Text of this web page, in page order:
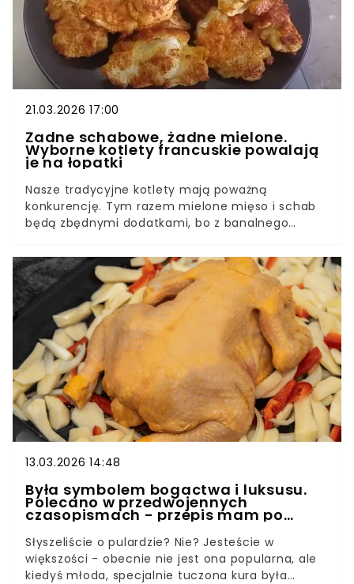
21.03.2026 17:00
Żadne schabowe, żadne mielone.
Wyborne kotlety francuskie powalają
je na łopatki
Nasze tradycyjne kotlety mają poważną
konkurencję. Tym razem mielone mięso i schab
będą zbędnymi dodatkami, bo z banalnego
obłędny, a to wszystko dzięki dosyć nietypowym
składnikom. Wypróbuj sposób, a domownicy przez
długi czas nawet nie spojrzą na schabowe.
13.03.2026 14:48
Była symbolem bogactwa i luksusu.
Polecano w przedwojennych
czasopismach - przepis mam po
prababci
Słyszeliście o pulardzie? Nie? Jesteście w
większości - obecnie nie jest ona popularna, ale
kiedyś młoda, specjalnie tuczona kura była